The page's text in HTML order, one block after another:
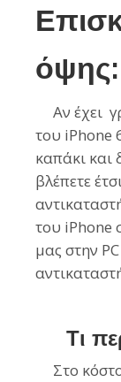
όψης:
Αν έχει
του iPhone
καπάκι και
βλέπετε
του iPhone
μας στην
Τι
Στο